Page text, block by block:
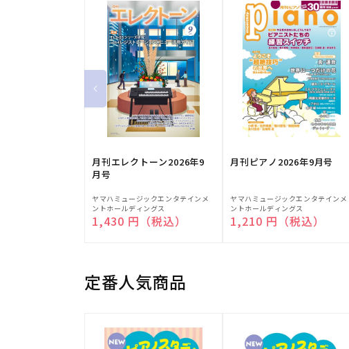
月刊エレクトーン2026年9
月号
販
売
元:
ヤマハミュージックエンタテインメ
ントホールディングス
通常価格
1,430 円（税込）
月刊ピアノ2026年9月号
販
売
元:
ヤマハミュージックエンタテインメ
ントホールディングス
通常価格
1,210 円（税込）
定番人気商品